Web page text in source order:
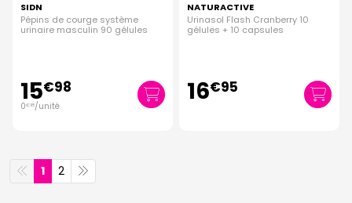
SIDN
Pépins de courge système
urinaire masculin 90 gélules
15€98
0€ 18/unité
NATURACTIVE
Urinasol Flash Cranberry 10
gélules + 10 capsules
16€95
1 2